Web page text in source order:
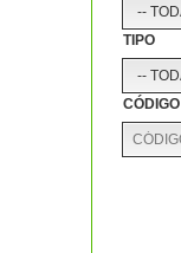
TIPO
CÓDIGO